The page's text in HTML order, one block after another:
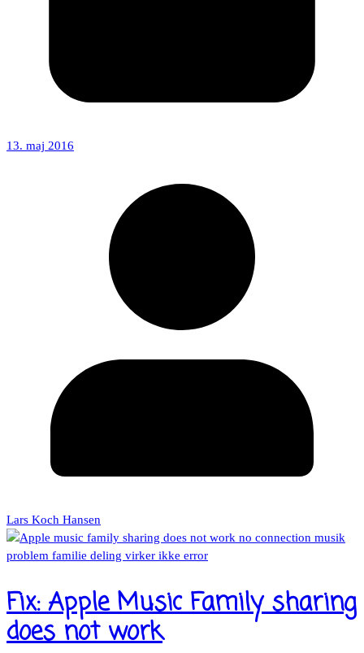
13. maj 2016
Lars Koch Hansen
Fix: Apple Music Family sharing
does not work